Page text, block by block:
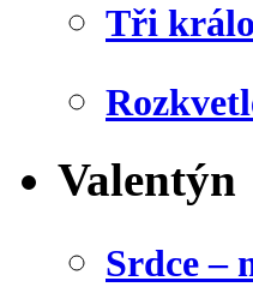
Tři
Valentýn
Srdce –